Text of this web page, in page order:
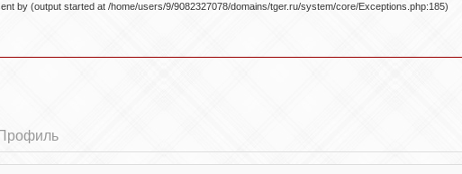
by (output started at /home/users/9/9082327078/domains/tger.ru/system/core/Exceptions.php:185)
Профиль